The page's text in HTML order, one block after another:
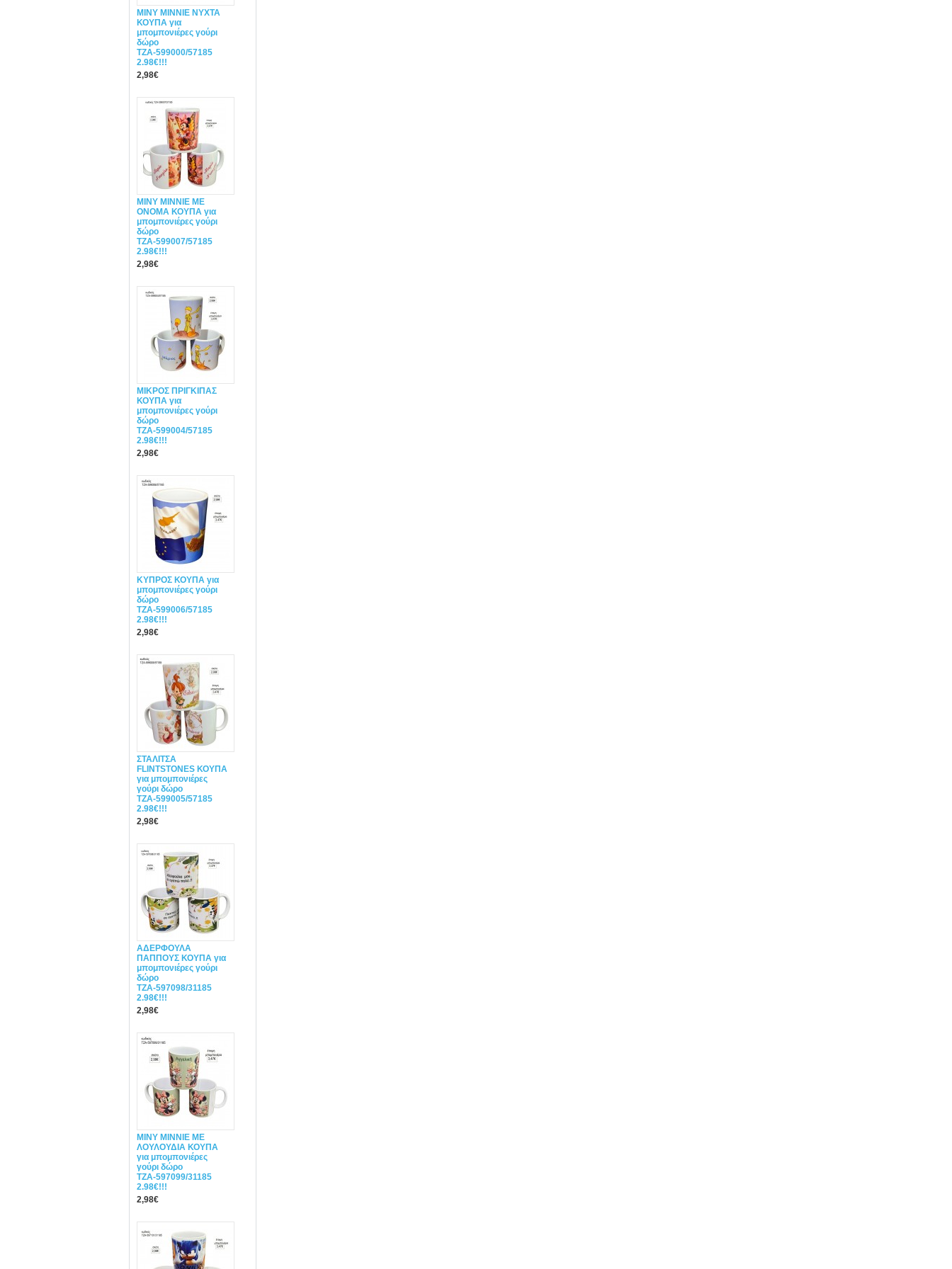
MINY ΜΙΝΝΙΕ ΝΥΧΤΑ
ΚΟΥΠΑ για
μπομπονιέρες γούρι
δώρο
ΤΖΑ-599000/57185
2.98€!!!
2,98€
MINY ΜΙΝΝΙΕ ME
ONOMA ΚΟΥΠΑ για
μπομπονιέρες γούρι
δώρο
ΤΖΑ-599007/57185
2.98€!!!
2,98€
ΜΙΚΡΟΣ ΠΡΙΓΚΙΠΑΣ
ΚΟΥΠΑ για
μπομπονιέρες γούρι
δώρο
ΤΖΑ-599004/57185
2.98€!!!
2,98€
ΚΥΠΡΟΣ ΚΟΥΠΑ για
μπομπονιέρες γούρι
δώρο
ΤΖΑ-599006/57185
2.98€!!!
2,98€
ΣΤΑΛΙΤΣΑ
FLINTSTONES ΚΟΥΠΑ
για μπομπονιέρες
γούρι δώρο
ΤΖΑ-599005/57185
2.98€!!!
2,98€
ΑΔΕΡΦΟΥΛΑ
ΠΑΠΠΟΥΣ ΚΟΥΠΑ για
μπομπονιέρες γούρι
δώρο
ΤΖΑ-597098/31185
2.98€!!!
2,98€
ΜΙΝΥ MINNIE ΜΕ
ΛΟΥΛΟΥΔΙΑ ΚΟΥΠΑ
για μπομπονιέρες
γούρι δώρο
ΤΖΑ-597099/31185
2.98€!!!
2,98€